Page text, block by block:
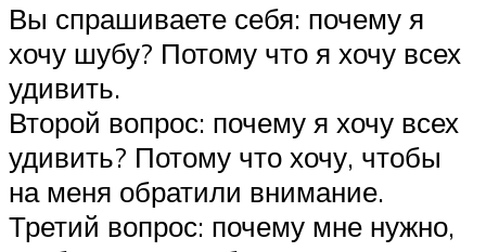
Вы спрашиваете себя: почему я
хочу шубу? Потому что я хочу всех
удивить.
Второй вопрос: почему я хочу всех
удивить? Потому что хочу, чтобы
на меня обратили внимание.
Третий вопрос: почему мне нужно,